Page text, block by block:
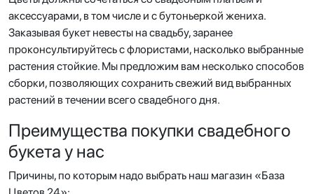
аксессуарами, в том числе и с бутоньеркой жениха.
Заказывая букет невесты на свадьбу, заранее
проконсультируйтесь с флористами, насколько выбранные
растения стойкие. Мы предложим вам несколько способов
сборки, позволяющих сохранить свежий вид выбранных
растений в течении всего свадебного дня.
Преимущества покупки свадебного
букета у нас
Причины, по которым надо выбрать наш магазин «База